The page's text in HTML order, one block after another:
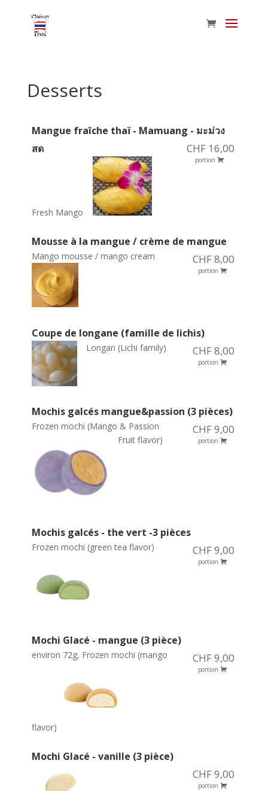
Desserts
Mangue fraîche thaï - Mamuang - มะม่วง
สด
CHF 16,00
portion
Fresh Mango
Mousse à la mangue / crème de mangue
CHF 8,00
portion
Mango mousse / mango cream
Coupe de longane (famille de lichis)
CHF 8,00
portion
Longan (Lichi family)
Mochis galcés mangue&passion (3 pièces)
CHF 9,00
portion
Frozen mochi (Mango & Passion
Fruit flavor)
Mochis galcés - the vert -3 pièces
CHF 9,00
portion
Frozen mochi (green tea flavor)
Mochi Glacé - mangue (3 pièce)
CHF 9,00
portion
environ 72g, Frozen mochi (mango
flavor)
Mochi Glacé - vanille (3 pièce)
CHF 9,00
portion